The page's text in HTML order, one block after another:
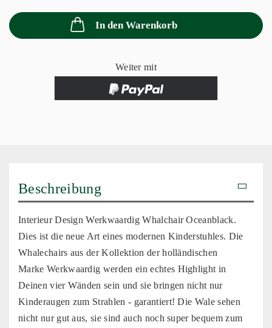
In den Warenkorb
Weiter mit
Beschreibung
Interieur Design Werkwaardig Whalchair Oceanblack.
Dies ist die neue Art eines modernen Kinderstuhles. Die
Whalechairs aus der Kollektion der holländischen
Marke Werkwaardig werden ein echtes Highlight in
Deinen vier Wänden sein und sie bringen nicht nur
Kinderaugen zum Strahlen - garantiert! Die Wale sehen
nicht nur gut aus, sie sind auch noch super bequem zum